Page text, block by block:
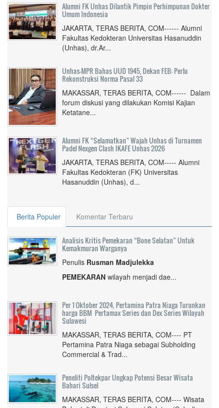
Alumni FK Unhas Dilantik Pimpin Perhimpunan Dokter
Umum Indonesia
JAKARTA, TERAS BERITA, COM------ Alumni
Fakultas Kedokteran Universitas Hasanuddin
(Unhas), dr.Ar...
Unhas-MPR Bahas UUD 1945, Dekan FEB: Perlu
Rekonstruksi Norma Pasal 33
MAKASSAR, TERAS BERITA, COM------ Dalam
forum diskusi yang dilakukan Komisi Kajian
Ketatane...
Alumni FK “Selamatkan” Wajah Unhas di Turnamen
Padel Nexgen Clash IKAFE Unhas 2026
JAKARTA, TERAS BERITA, COM----- Alumni
Fakultas Kedokteran (FK) Universitas
Hasanuddin (Unhas), d...
Berita Populer Komentar Terbaru
Analisis Kritis Pemekaran “Bone Selatan” Untuk
Kemakmuran Warganya
Penulis Rusman Madjulekka
PEMEKARAN wilayah menjadi dae...
Per 1 Oktober 2024, Pertamina Patra Niaga Turunkan
harga BBM Pertamax Series dan Dex Series Wilayah
Sulawesi
MAKASSAR, TERAS BERITA, COM---- PT
Pertamina Patra Niaga sebagai Subholding
Commercial & Trad...
Peneliti Poltekpar Ungkap Potensi Besar Wisata
Bahari Sulsel
MAKASSAR, TERAS BERITA, COM---- Wisata